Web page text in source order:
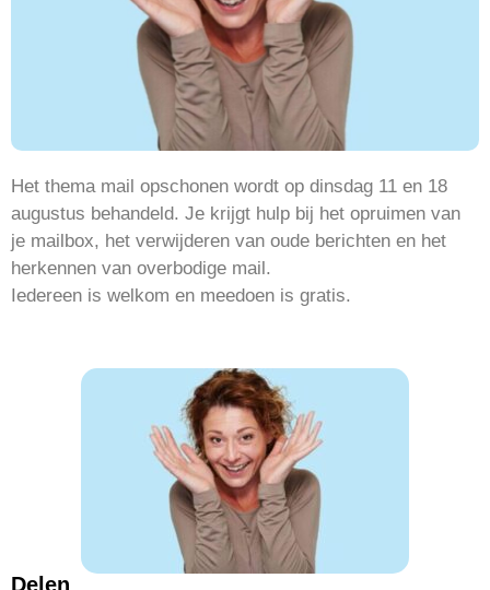
Het thema mail opschonen wordt op dinsdag 11 en 18
augustus behandeld. Je krijgt hulp bij het opruimen van
je mailbox, het verwijderen van oude berichten en het
herkennen van overbodige mail.
Iedereen is welkom en meedoen is gratis.
Delen